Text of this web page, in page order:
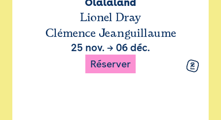
Olalaland
Lionel Dray
Clémence Jeanguillaume
25 nov. → 06 déc.
Réserver